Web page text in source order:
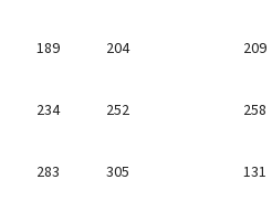
189 204 209
234 252 258
283 305 131